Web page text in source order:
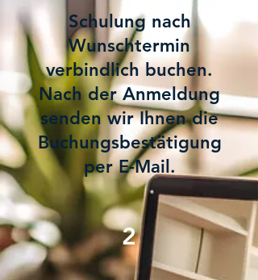
Schulung nach
Wunschtermin
verbindlich buchen.
Nach der Anmeldung
senden wir Ihnen die
Buchungsbestätigung
per E-Mail.
2